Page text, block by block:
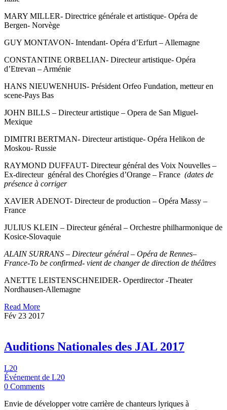
MARY MILLER- Directrice générale et artistique- Opéra de
Bergen- Norvège
GUY MONTAVON- Intendant- Opéra d’Erfurt – Allemagne
CONSTANTINE ORBELIAN- Directeur artistique- Opéra
d’Etrevan – Arménie
HANS NIEUWENHUIS- Président Orfeo Fundation, metteur en
scene-Pays Bas
JOHN BILLS – Directeur artistique – Opera de San Miguel-
Mexique
DIMITRI BERTMAN- Directeur artistique- Opéra Helikon de
Moskou- Russie
RAYMOND DUFFAUT- Directeur général des Voix Nouvelles –
Ex-directeur général des Chorégies d’Orange – France (dates de
présence à corriger
XAVIER ADENOT- Directeur de production – Opéra Massy –
France
JULIUS KLEIN – Directeur général – Orchestre philharmonique de
Kosice-Slovaquie
ALAIN SURRANS – Directeur général – Opéra de Rennes–
France-To be confirmed- vient de changer de direction de théâtres
ANETTE LEISTENSCHNEIDER- Operdirector -Theater
Nordhausen-Allemagne
Read More
Fév 23 2017
Auditions Nationales des JAL 2017
L20
Événement de L20
0 Comments
Envie de développer votre carrière de chanteurs lyriques à